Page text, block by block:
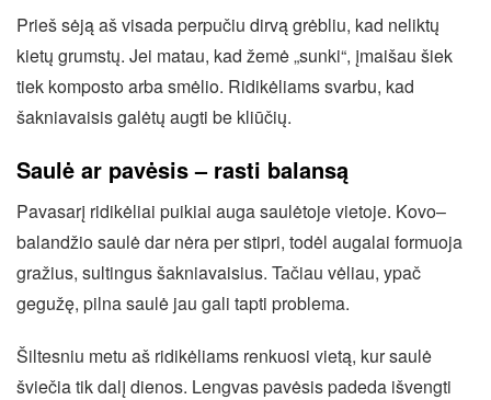
Prieš sėją aš visada perpučiu dirvą grėbliu, kad neliktų
kietų grumstų. Jei matau, kad žemė „sunki“, įmaišau šiek
tiek komposto arba smėlio. Ridikėliams svarbu, kad
šakniavaisis galėtų augti be kliūčių.
Saulė ar pavėsis – rasti balansą
Pavasarį ridikėliai puikiai auga saulėtoje vietoje. Kovo–
balandžio saulė dar nėra per stipri, todėl augalai formuoja
gražius, sultingus šakniavaisius. Tačiau vėliau, ypač
gegužę, pilna saulė jau gali tapti problema.
Šiltesniu metu aš ridikėliams renkuosi vietą, kur saulė
šviečia tik dalį dienos. Lengvas pavėsis padeda išvengti